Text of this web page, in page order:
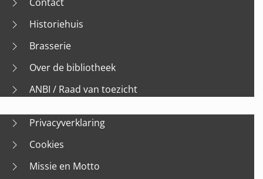
Historiehuis
Brasserie
Over de bibliotheek
ANBI / Raad van toezicht
Privacyverklaring
Cookies
Missie en Motto